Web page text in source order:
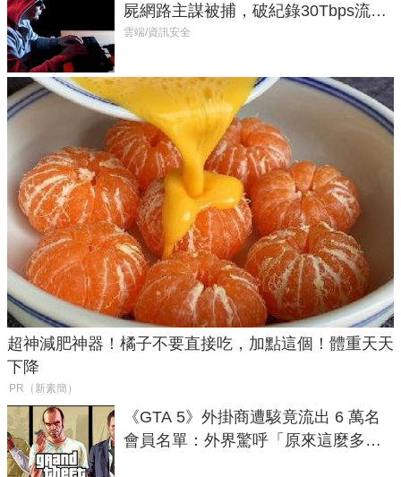
屍網路主謀被捕，破紀錄30Tbps流量
癱瘓全球！
雲端/資訊安全
超神減肥神器！橘子不要直接吃，加點這個！體重天天
下降
PR（新素簡）
《GTA 5》外掛商遭駭竟流出 6 萬名
會員名單：外界驚呼「原來這麼多人